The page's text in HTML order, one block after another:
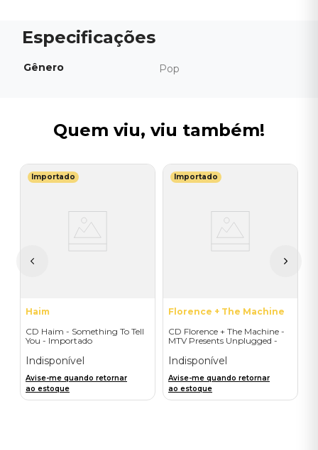
Gênero Pop
Quem viu, viu também!
Importado
Haim
CD Haim - Something To Tell
You - Importado
Indisponível
Avise-me quando retornar
ao estoque
Importado
Florence + The Machine
CD Florence + The Machine -
MTV Presents Unplugged -
Indisponível
Avise-me quando retornar
ao estoque